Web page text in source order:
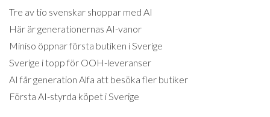
Tre av tio svenskar shoppar med AI
Här är generationernas AI-vanor
Miniso öppnar första butiken i Sverige
Sverige i topp för OOH-leveranser
AI får generation Alfa att besöka fler butiker
Första AI-styrda köpet i Sverige